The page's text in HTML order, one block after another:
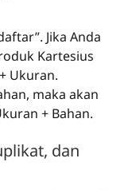
Jika Anda
Kartesius
Ukuran.
maka akan
+ Bahan.
dan